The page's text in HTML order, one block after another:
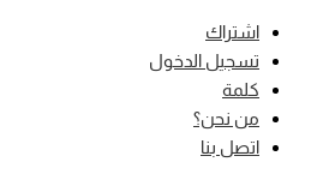
Skip
content
اشتراك
تسجيل الدخول
كلمة
من نحن؟
اتصل بنا